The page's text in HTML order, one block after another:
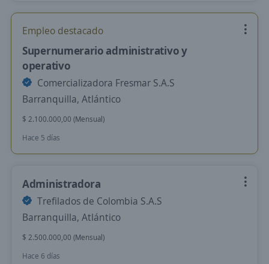
Empleo destacado
Supernumerario administrativo y
operativo
Comercializadora Fresmar S.A.S
Barranquilla, Atlántico
$ 2.100.000,00 (Mensual)
Hace 5 días
Administradora
Trefilados de Colombia S.A.S
Barranquilla, Atlántico
$ 2.500.000,00 (Mensual)
Hace 6 días